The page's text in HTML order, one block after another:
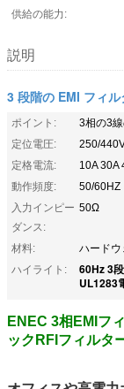
供給の能力:
説明
3 段階の EMI フィル
ポイント:
3相の3
定位電圧:
250/
定格電流:
10A 30A
動作頻度:
50/60HZ
入力インピー
ダンス:
50Ω
材料:
ハードウ
ハイライト:
60Hz 3
UL1283
ENEC 3相EMIフ
ックRFIフィルタ